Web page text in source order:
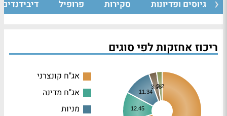
גיוסים ופדיונות סקירות פרופיל דיבידנדים
ריכוז אחזקות לפי סוגים
12.45
11.34
3.08
2.2
אג"ח קונצרני
אג"ח מדינה
מניות